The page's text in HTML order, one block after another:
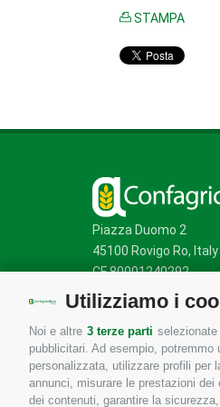
Utilizziamo i
Noi e altre 3 terze parti
pubblicitari. Ad esempio,
personalizzata, utilizzare profili per
annunci, misurare le prestazioni
dei contenuti, garantire la
STAMPA
Piazza Duomo 2
45100 Rovigo Ro, Italy
CF 80001240292
Mappa del sito/